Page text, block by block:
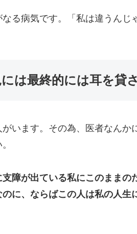
る病気です。「私は違うんじ
は最終的には耳を貸
がいます。その為、医者なんか
障が出ている私にこのままの
に、ならばこの人は私の人生